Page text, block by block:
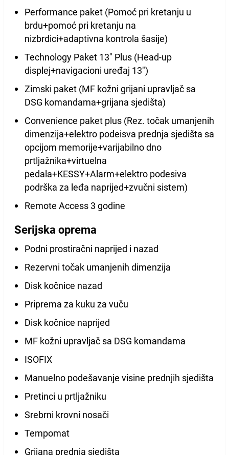
Performance paket (Pomoć pri kretanju u
brdu+pomoć pri kretanju na
nizbrdici+adaptivna kontrola šasije)
Technology Paket 13" Plus (Head-up
displej+navigacioni uređaj 13")
Zimski paket (MF kožni grijani upravljač sa
DSG komandama+grijana sjedišta)
Convenience paket plus (Rez. točak umanjenih
dimenzija+elektro podeisva prednja sjedišta sa
opcijom memorije+varijabilno dno
prtljažnika+virtuelna
pedala+KESSY+Alarm+elektro podesiva
podrška za leđa naprijed+zvučni sistem)
Remote Access 3 godine
Serijska oprema
Podni prostiračni naprijed i nazad
Rezervni točak umanjenih dimenzija
Disk kočnice nazad
Priprema za kuku za vuču
Disk kočnice naprijed
MF kožni upravljač sa DSG komandama
ISOFIX
Manuelno podešavanje visine prednjih sjedišta
Pretinci u prtljažniku
Srebrni krovni nosači
Tempomat
Grijana prednja sjedišta